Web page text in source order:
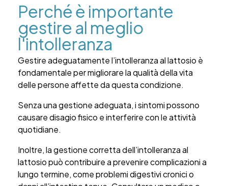
Perché è importante
gestire al meglio
l'intolleranza
Gestire adeguatamente l’intolleranza al lattosio è
fondamentale per migliorare la qualità della vita
delle persone affette da questa condizione.
Senza una gestione adeguata, i sintomi possono
causare disagio fisico e interferire con le attività
quotidiane.
Inoltre, la gestione corretta dell’intolleranza al
lattosio può contribuire a prevenire complicazioni a
lungo termine, come problemi digestivi cronici o